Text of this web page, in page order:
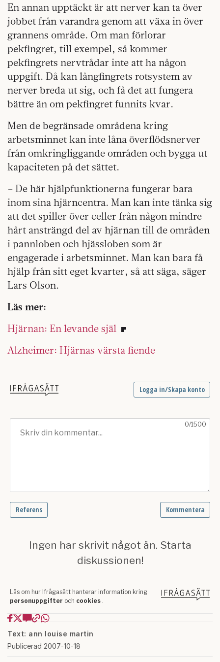
En annan upptäckt är att nerver kan ta över
jobbet från varandra genom att växa in över
grannens område. Om man förlorar
pekfingret, till exempel, så kommer
pekfingrets nervtrådar inte att ha någon
uppgift. Då kan långfingrets rotsystem av
nerver breda ut sig, och få det att fungera
bättre än om pekfingret funnits kvar.
Men de begränsade områdena kring
arbetsminnet kan inte låna överflödsnerver
från omkringliggande områden och bygga ut
kapaciteten på det sättet.
– De här hjälpfunktionerna fungerar bara
inom sina hjärncentra. Man kan inte tänka sig
att det spiller över celler från någon mindre
hårt ansträngd del av hjärnan till de områden
i pannloben och hjäss­loben som är
engagerade i arbetsminnet. Man kan bara få
hjälp från sitt eget kvarter, så att säga, säger
Lars Olson.
Läs mer:
Hjärnan: En levande själ
Alzheimer: Hjärnas värsta fiende
Text: ann louise martin
Publicerad 2007-10-18